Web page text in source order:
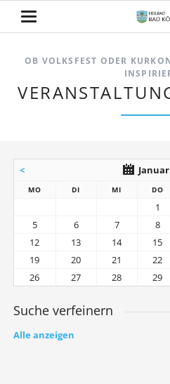
OB VOLKSFEST ODER
<
MO DI MI DO
1
5
6 7 8
12
13 14 15
19
20 21 22
26
27 28 29
Suche verfeinern
Alle anzeigen